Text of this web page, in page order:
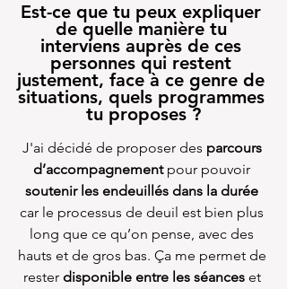
Est-ce que tu peux expliquer
de quelle manière tu
interviens auprès de ces
personnes qui restent
justement, face à ce genre de
situations, quels programmes
tu proposes ?
J'ai décidé de proposer des parcours
d’accompagnement pour pouvoir
soutenir les endeuillés dans la durée
car le processus de deuil est bien plus
long que ce qu’on pense, avec des
hauts et de gros bas. Ça me permet de
rester disponible entre les séances et